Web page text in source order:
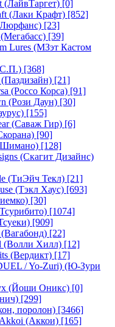
(ЛайвТаргет) [0]
(Лаки Крафт) [852]
[23]
[39]
Lures (МЗэт Кастом
[368]
[21]
(Россо Корса) [91]
(Рози Даун) [30]
[155]
(Саваж Гир) [6]
[90]
[128]
(Скагит Дизайнс)
(ТиЭйч Текл) [21]
(Тэкл Хаус) [693]
[30]
[1074]
[909]
[22]
(Волли Хилл) [12]
(Вердикт) [17]
/ Yo-Zuri) (Ю-Зури
(Йоши Оникс) [0]
[299]
поролон) [3466]
(Аккои) [165]